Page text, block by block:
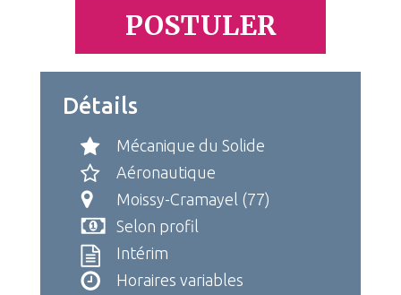
POSTULER
Détails
Mécanique du Solide
Aéronautique
Moissy-Cramayel (77)
Selon profil
Intérim
Horaires variables